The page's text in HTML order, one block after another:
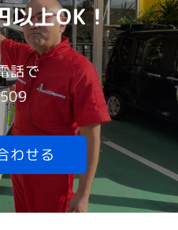
以上OK！
話で
わせる